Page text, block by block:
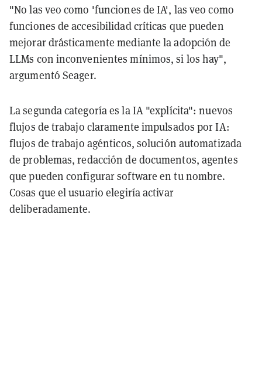
"No las veo como 'funciones de IA', las veo como
funciones de accesibilidad críticas que pueden
mejorar drásticamente mediante la adopción de
LLMs con inconvenientes mínimos, si los hay",
argumentó Seager.
La segunda categoría es la IA "explícita": nuevos
flujos de trabajo claramente impulsados por IA:
flujos de trabajo agénticos, solución automatizada
de problemas, redacción de documentos, agentes
que pueden configurar software en tu nombre.
Cosas que el usuario elegiría activar
deliberadamente.